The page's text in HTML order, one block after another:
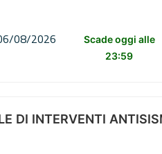
08/2026
Scade oggi alle
23:59
DI INTERVENTI